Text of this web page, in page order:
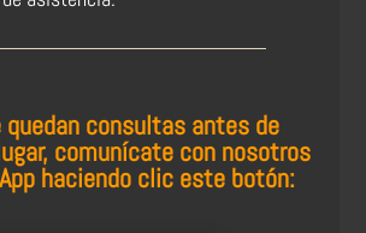
quedan consultas antes de
comunícate con nosotros
haciendo clic este botón: